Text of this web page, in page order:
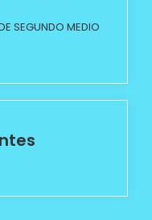
SEGUNDO MEDIO